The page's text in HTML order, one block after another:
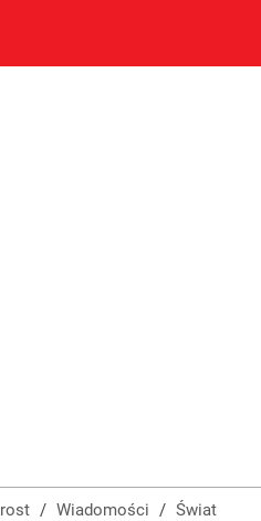
Ten patent z Sycylii
/ Wiadomości / Świat